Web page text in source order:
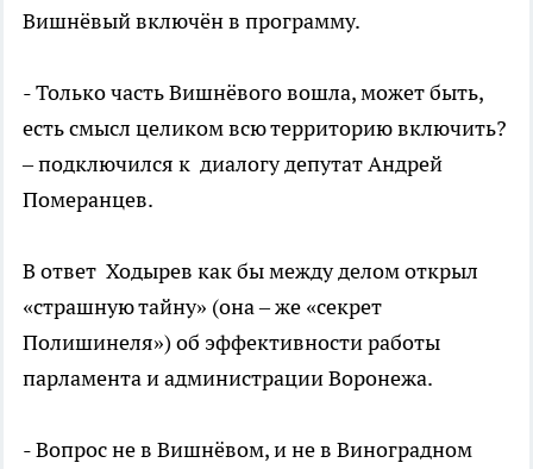
Вишнёвый включён в программу.
- Только часть Вишнёвого вошла, может быть,
есть смысл целиком всю территорию включить?
– подключился к диалогу депутат Андрей
Померанцев.
В ответ Ходырев как бы между делом открыл
«страшную тайну» (она – же «секрет
Полишинеля») об эффективности работы
парламента и администрации Воронежа.
- Вопрос не в Вишнёвом, и не в Виноградном